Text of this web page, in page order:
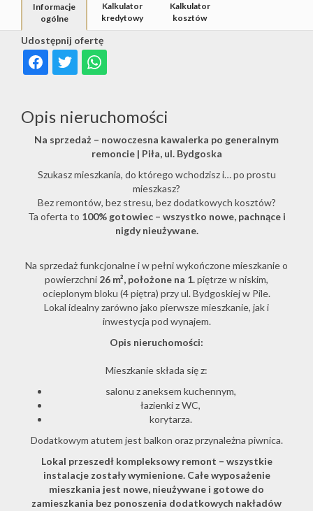
firmie
Udostępnij ofertę
Informacje
ogólne
Kalkulator
kredytowy
Kalkulator
kosztów
Opis nieruchomości
Na sprzedaż – nowoczesna kawalerka po generalnym
remoncie | Piła, ul. Bydgoska
Szukasz mieszkania, do którego wchodzisz i… po prostu
mieszkasz?
Bez remontów, bez stresu, bez dodatkowych kosztów?
Ta oferta to 100% gotowiec – wszystko nowe, pachnące i
nigdy nieużywane.
Na sprzedaż funkcjonalne i w pełni wykończone mieszkanie o
powierzchni 26 m², położone na 1.piętrze w niskim,
ocieplonym bloku (4 piętra) przy ul. Bydgoskiej w Pile.
Lokal idealny zarówno jako pierwsze mieszkanie, jak i
inwestycja pod wynajem.
Opis nieruchomości:
Mieszkanie składa się z:
salonu z aneksem kuchennym,
łazienki z WC,
korytarza.
Dodatkowym atutem jest balkon oraz przynależna piwnica.
Lokal przeszedł kompleksowy remont – wszystkie
instalacje zostały wymienione. Całe wyposażenie
mieszkania jest nowe, nieużywane i gotowe do
zamieszkania bez ponoszenia dodatkowych nakładów